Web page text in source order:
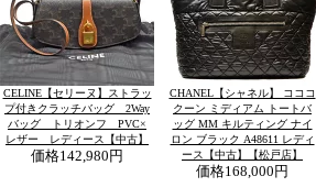
CELINE【セリーヌ】ストラッ
プ付きクラッチバッグ 2Way
バッグ トリオンフ PVC×
レザー レディース【中古】
価格142,980円
CHANEL【シャネル】 コココ
クーン ミディアム トートバ
ッグ MM キルティング ナイ
ロン ブラック A48611 レディ
ース【中古】【松戸店】
価格168,000円